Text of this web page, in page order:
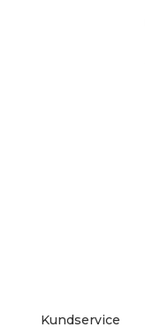
Kundservice